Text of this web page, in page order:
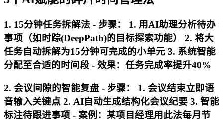
1. 15分钟任务拆解法 - 步骤： 1. 用AI助理分析待办
事项（如时踪(DeepPath)的目标探索功能） 2. 将大
任务自动拆解为15分钟可完成的小单元 3. 系统智能
分配至合适的时间段 - 效果：任务完成率提升40%
2. 会议间隙的智能复盘 - 步骤： 1. 会议结束立即语
音输入关键点 2. AI自动生成结构化会议纪要 3. 智能
标注待跟进事项 - 案例 ：某项目经理用此法每月节